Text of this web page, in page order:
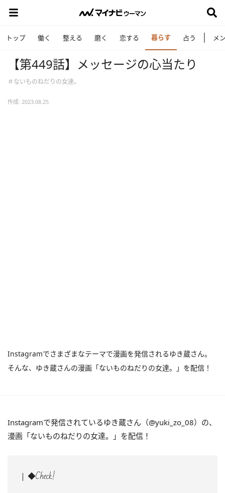
トップ 働く 整える 磨く 恋する 暮らす 占う メ
【第449話】メッセージの心当たり
＃ないものねだりの女達。
作成: 2023.08.25
Instagramでさまざまなテーマで漫画を発信されるゆき蔵さん。
そんな、ゆき蔵さんの漫画「ないものねだりの女達。」を配信！
Instagramで発信されているゆき蔵さん（@yuki_zo_08）の、
漫画「ないものねだりの女達。」を配信！
◆Check!